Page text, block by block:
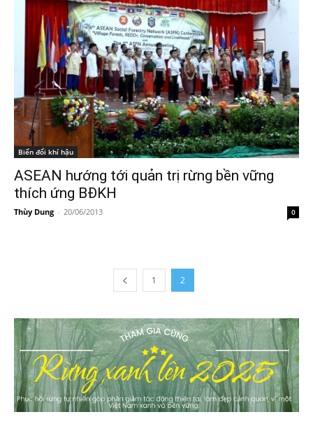
Biến đổi khí hậu
ASEAN hướng tới quản trị rừng bền vững
thích ứng BĐKH
Thùy Dung - 20/06/2013 0
1 2